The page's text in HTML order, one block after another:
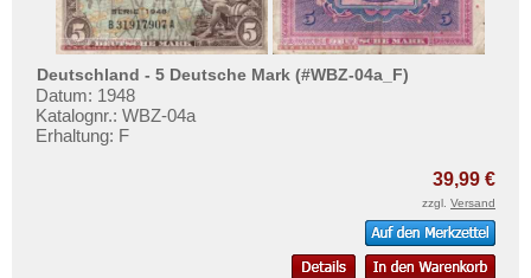
Deutschland - 5 Deutsche Mark (#WBZ-04a_F)
Datum: 1948
Katalognr.: WBZ-04a
Erhaltung: F
39,99 €
zzgl. Versand